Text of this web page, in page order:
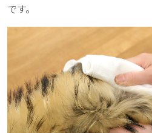
です。